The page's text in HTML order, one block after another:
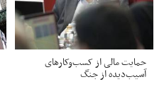
حمایت مالی از کسب‌وکارهای
آسیب‌دیده از جنگ